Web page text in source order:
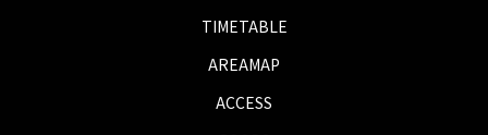
TIMETABLE
AREAMAP
ACCESS